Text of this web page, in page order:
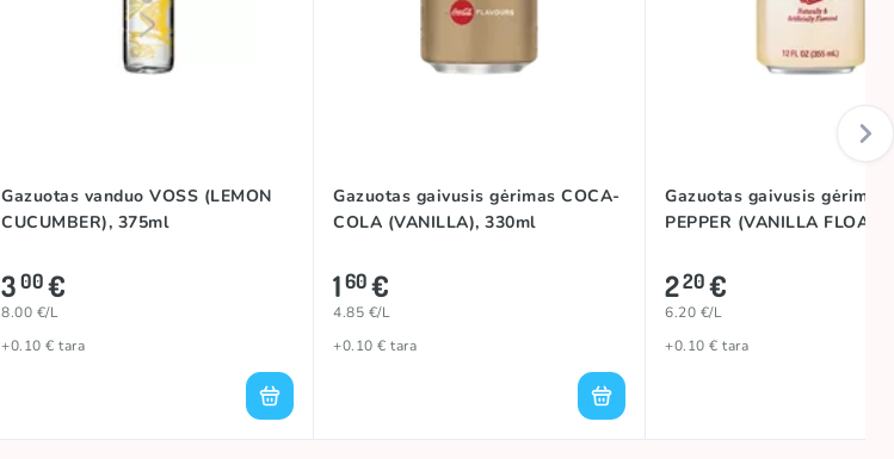
Gazuotas vanduo VOSS (LEMON
CUCUMBER), 375ml
300€
8.00 €/L
+0.10 € tara
Gazuotas gaivusis gėrimas COCA-
COLA (VANILLA), 330ml
160€
4.85 €/L
+0.10 € tara
Gazuotas gaivusis gėrimas
PEPPER (VANILLA
220€
6.20 €/L
+0.10 € tara